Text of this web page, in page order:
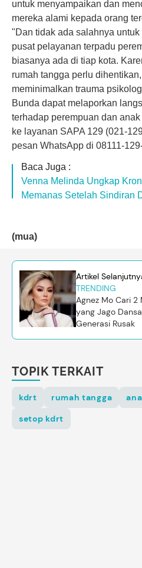
untuk menyampaikan dan
mereka alami kepada orang
"Dan tidak ada salahnya
pusat pelayanan terpadu
biasanya ada di tiap kota.
rumah tangga perlu
meminimalkan trauma
Bunda dapat melaporkan
terhadap perempuan dan
ke layanan SAPA 129 (021-
pesan WhatsApp di 08111-
Baca Juga :
Venna Melinda Ungkap
Memanas Setelah Sindiran
(mua)
Artikel
TRENDING
Agnez Mo Cari 2
yang Jago
Generasi Rusak
TOPIK TERKAIT
kdrt rumah tangga
setop kdrt